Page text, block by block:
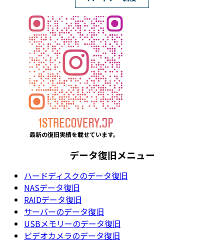
最新の復旧実績を載せています。
データ復旧メニュー
ハードディスクのデータ復旧
NASデータ復旧
RAIDデータ復旧
サーバーのデータ復旧
USBメモリーのデータ復旧
ビデオカメラのデータ復旧